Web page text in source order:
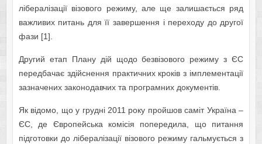
лібералізації візового режиму, але ще залишається ряд
важливих питань для її завершення і переходу до другої
фази [1].
Другий етап Плану дій щодо безвізового режиму з ЄС
передбачає здійснення практичних кроків з імплементації
зазначених законодавчих та програмних документів.
Як відомо, що у грудні 2011 року пройшов саміт Україна –
ЄС, де Європейська комісія попередила, що питання
підготовки до лібералізації візового режиму гальмується з